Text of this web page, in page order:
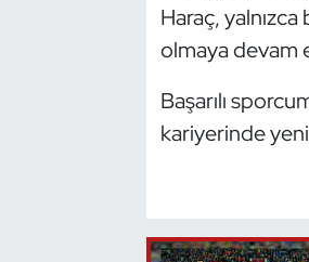
Haraç,
olmaya devam
Başarılı
kariyerinde